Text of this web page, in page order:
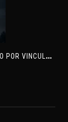
E
L CASO ROSSETTI: EL EXORCISTA RELEVADO POR VINCULAR OVNIS Y DEMONIOS